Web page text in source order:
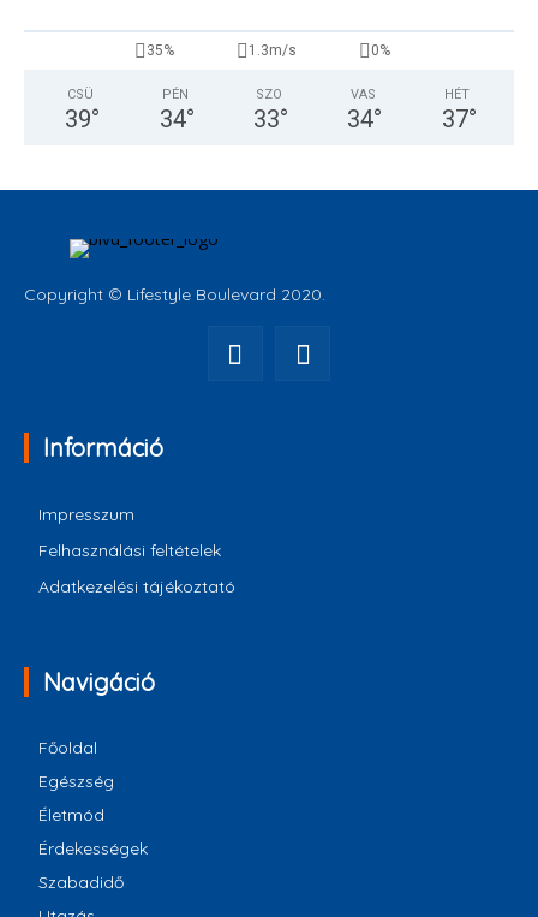
35% 1.3m/s 0%
CSÜ
39°
PÉN
34°
SZO
33°
VAS
34°
HÉT
37°
Copyright © Lifestyle Boulevard 2020.
Információ
Impresszum
Felhasználási feltételek
Adatkezelési tájékoztató
Navigáció
Főoldal
Egészség
Életmód
Érdekességek
Szabadidő